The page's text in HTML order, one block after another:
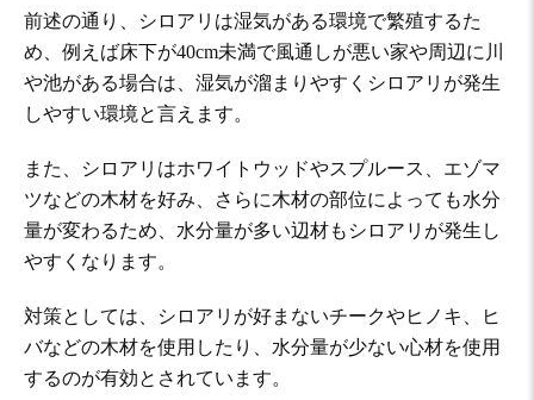
前述の通り、シロアリは湿気がある環境で繁殖するた
め、例えば床下が40cm未満で風通しが悪い家や周辺に川
や池がある場合は、湿気が溜まりやすくシロアリが発生
しやすい環境と言えます。
また、シロアリはホワイトウッドやスプルース、エゾマ
ツなどの木材を好み、さらに木材の部位によっても水分
量が変わるため、水分量が多い辺材もシロアリが発生し
やすくなります。
対策としては、シロアリが好まないチークやヒノキ、ヒ
バなどの木材を使用したり、水分量が少ない心材を使用
するのが有効とされています。